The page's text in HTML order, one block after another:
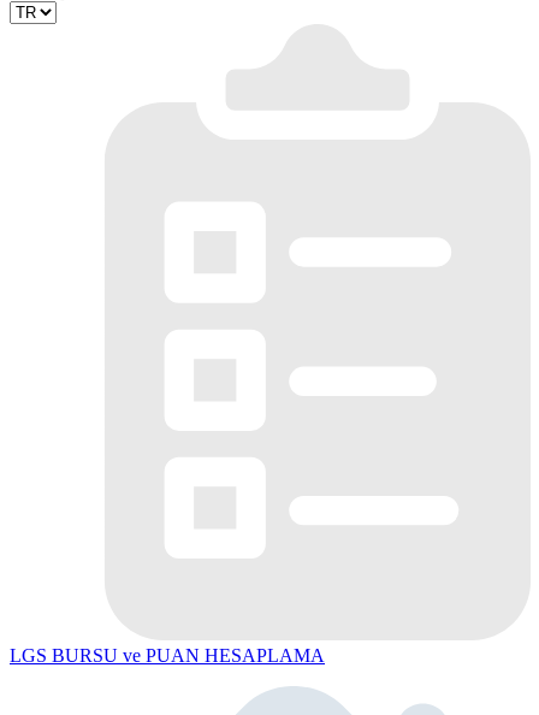
LGS BURSU ve PUAN HESAPLAMA